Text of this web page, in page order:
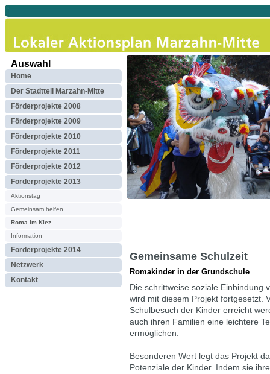
Auswahl
Home
Der Stadtteil Marzahn-Mitte
Förderprojekte 2008
Förderprojekte 2009
Förderprojekte 2010
Förderprojekte 2011
Förderprojekte 2012
Förderprojekte 2013
Aktionstag
Gemeinsam helfen
Roma im Kiez
Information
Förderprojekte 2014
Netzwerk
Kontakt
Gemeinsame Schulzeit
Romakinder in der Grundschule
Die schrittweise soziale Einbindung
wird mit diesem Projekt fortgesetzt.
Schulbesuch der Kinder erreicht
auch ihren Familien eine leichtere
ermöglichen.
Besonderen Wert legt das Projekt
Potenziale der Kinder. Indem sie